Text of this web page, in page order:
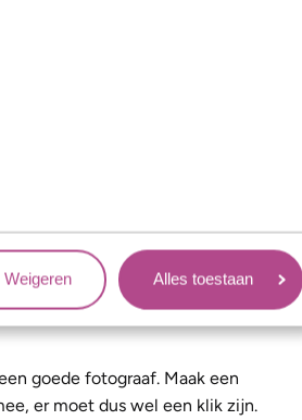
Weigeren Alles toestaan
vind je belangrijk? De herinnering
maken of breken. Wil je een
voor jezelf een wensenlijst op
uitje van. Schrijf op wat je per
en de prijzen. Wees op tijd met
goede fotograaf. Maak een
er moet dus wel een klik zijn.